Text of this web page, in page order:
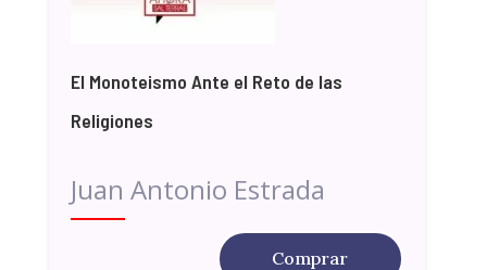
El Monoteismo Ante el Reto de las
Religiones
Juan Antonio Estrada
Comprar